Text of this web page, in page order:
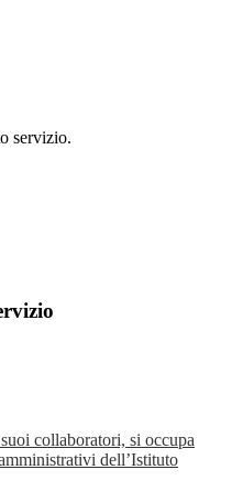
servizio.
collaboratori, si occupa
dell’Istituto